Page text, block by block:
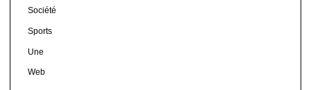
Société
Sports
Une
Web